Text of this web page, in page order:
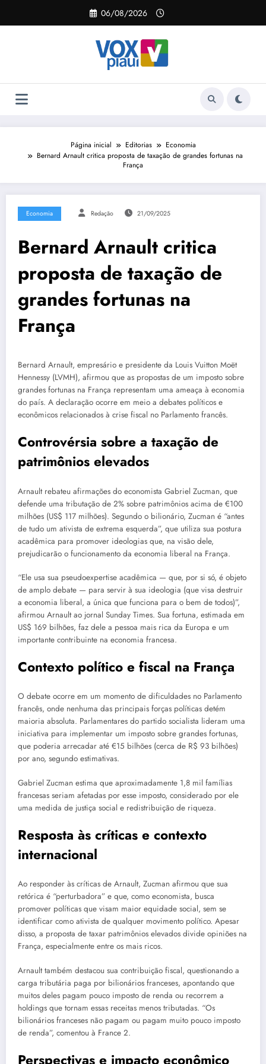
o
06/08/2026
Página inicial Editorias
Economia
Bernard Arnault critica proposta de taxação de grandes fortunas na
França
Economia Redação 21/09/2025
Bernard Arnault critica
proposta de taxação de
grandes fortunas na
França
Bernard Arnault, empresário e presidente da Louis Vuitton Moët
Hennessy (LVMH), afirmou que as propostas de um imposto sobre
grandes fortunas na França representam uma ameaça à economia
do país. A declaração ocorre em meio a debates políticos e
econômicos relacionados à crise fiscal no Parlamento francês.
Controvérsia sobre a taxação de
patrimônios elevados
Arnault rebateu afirmações do economista Gabriel Zucman, que
defende uma tributação de 2% sobre patrimônios acima de €100
milhões (US$ 117 milhões). Segundo o bilionário, Zucman é “antes
de tudo um ativista de extrema esquerda”, que utiliza sua postura
acadêmica para promover ideologias que, na visão dele,
prejudicarão o funcionamento da economia liberal na França.
“Ele usa sua pseudoexpertise acadêmica — que, por si só, é objeto
de amplo debate — para servir à sua ideologia (que visa destruir
a economia liberal, a única que funciona para o bem de todos)”,
afirmou Arnault ao jornal Sunday Times. Sua fortuna, estimada em
US$ 169 bilhões, faz dele a pessoa mais rica da Europa e um
importante contribuinte na economia francesa.
Contexto político e fiscal na França
O debate ocorre em um momento de dificuldades no Parlamento
francês, onde nenhuma das principais forças políticas detém
maioria absoluta. Parlamentares do partido socialista lideram uma
iniciativa para implementar um imposto sobre grandes fortunas,
que poderia arrecadar até €15 bilhões (cerca de R$ 93 bilhões)
por ano, segundo estimativas.
Gabriel Zucman estima que aproximadamente 1,8 mil famílias
francesas seriam afetadas por esse imposto, considerado por ele
uma medida de justiça social e redistribuição de riqueza.
Resposta às críticas e contexto
internacional
Ao responder às críticas de Arnault, Zucman afirmou que sua
retórica é “perturbadora” e que, como economista, busca
promover políticas que visam maior equidade social, sem se
identificar como ativista de qualquer movimento político. Apesar
disso, a proposta de taxar patrimônios elevados divide opiniões na
França, especialmente entre os mais ricos.
Arnault também destacou sua contribuição fiscal, questionando a
carga tributária paga por bilionários franceses, apontando que
muitos deles pagam pouco imposto de renda ou recorrem a
holdings que tornam essas receitas menos tributadas. “Os
bilionários franceses não pagam ou pagam muito pouco imposto
de renda”, comentou à France 2.
Perspectivas e impacto econômico